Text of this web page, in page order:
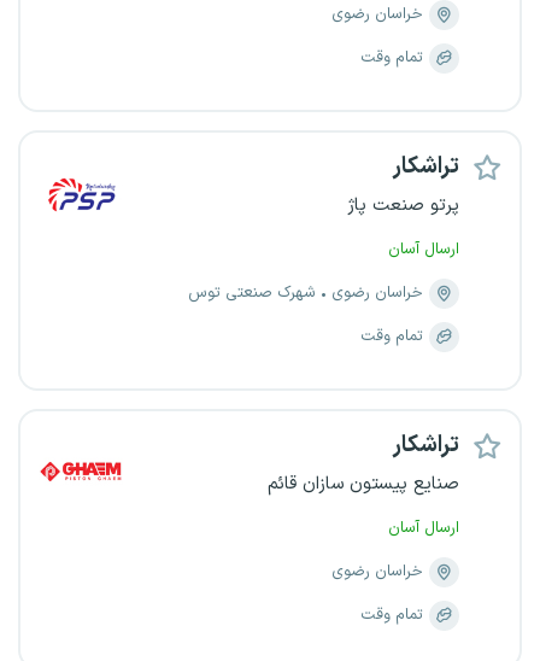
خراسان رضوی
تمام وقت
تراشکار
پرتو صنعت پاژ
ارسال آسان
خراسان رضوی
شهرک صنعتی توس
تمام وقت
تراشکار
صنایع پیستون سازان قائم
ارسال آسان
خراسان رضوی
تمام وقت